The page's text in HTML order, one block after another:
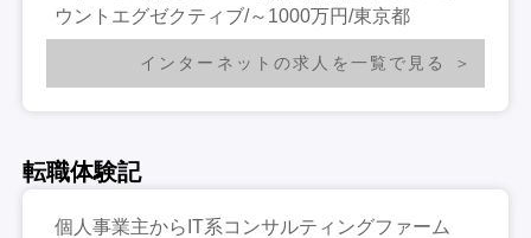
ウントエグゼクティブ/～1000万円/東京都
インターネットの求人を一覧で見る
転職体験記
個人事業主からIT系コンサルティングファーム